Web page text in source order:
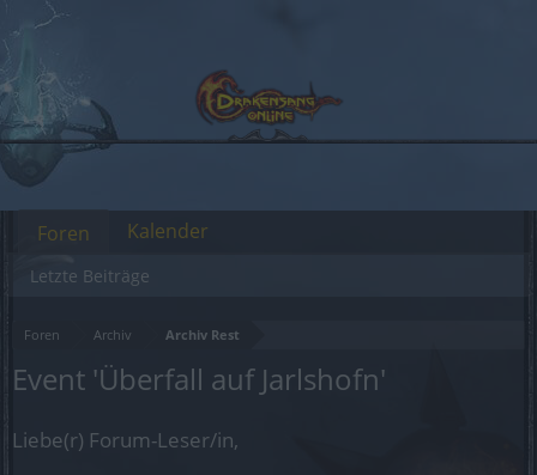
Foren Archiv Archiv Rest
Event 'Überfall auf Jarlshofn'
Liebe(r) Forum-Leser/in,
Foren
Letzte Beiträge
Kalender